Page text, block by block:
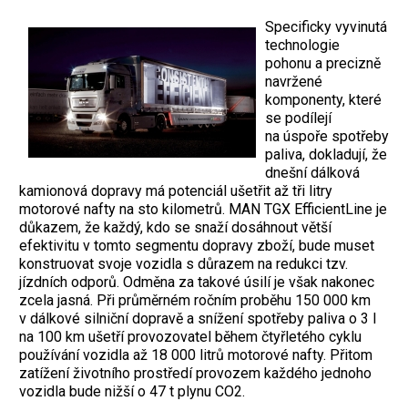
Specificky vyvinutá
technologie
pohonu a precizně
navržené
komponenty, které
se podílejí
na úspoře spotřeby
paliva, dokladují, že
dnešní dálková
kamionová dopravy má potenciál ušetřit až tři litry
motorové nafty na sto kilometrů. MAN TGX EfficientLine je
důkazem, že každý, kdo se snaží dosáhnout větší
efektivitu v tomto segmentu dopravy zboží, bude muset
konstruovat svoje vozidla s důrazem na redukci tzv.
jízdních odporů. Odměna za takové úsilí je však nakonec
zcela jasná. Při průměrném ročním proběhu 150 000 km
v dálkové silniční dopravě a snížení spotřeby paliva o 3 l
na 100 km ušetří provozovatel během čtyřletého cyklu
používání vozidla až 18 000 litrů motorové nafty. Přitom
zatížení životního prostředí provozem každého jednoho
vozidla bude nižší o 47 t plynu CO2.